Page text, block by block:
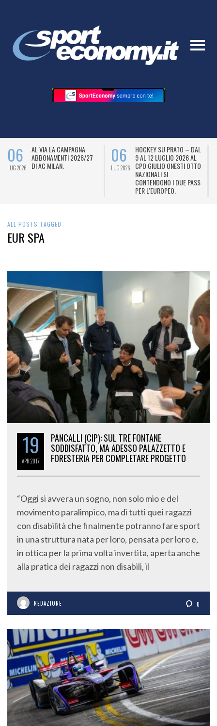
06
LUG 2026
AL VIA LA CAMPAGNA
ABBONAMENTI 2026/27
DI AC MILAN.
06
LUG 2026
HOCKEY SU PRATO – DAL
9 AL 12 LUGLIO 2026 AL
CPO GIULIO ONESTI OTTO
NAZIONALI SI
CONTENDONO I DUE PASS
PER L’EUROPEO.
ALL POSTS TAGGED
EUR SPA
19
APR2017
PANCALLI (CIP): SUL TRE FONTANE
SODDISFATTO, MA ADESSO PALAZZETTO E
FORESTERIA PER COMPLETARE PROGETTO
“Oggi si avvera un sogno, non solo mio e del
movimento paralimpico, ma di tutti quei ragazzi
con disabilità che finalmente potranno fare sport
in una struttura nata per loro, pensata per loro e,
in ottica per la prima volta invertita, aperta anche
alla pratica dei ragazzi non disabili, il
REDAZIONE 0